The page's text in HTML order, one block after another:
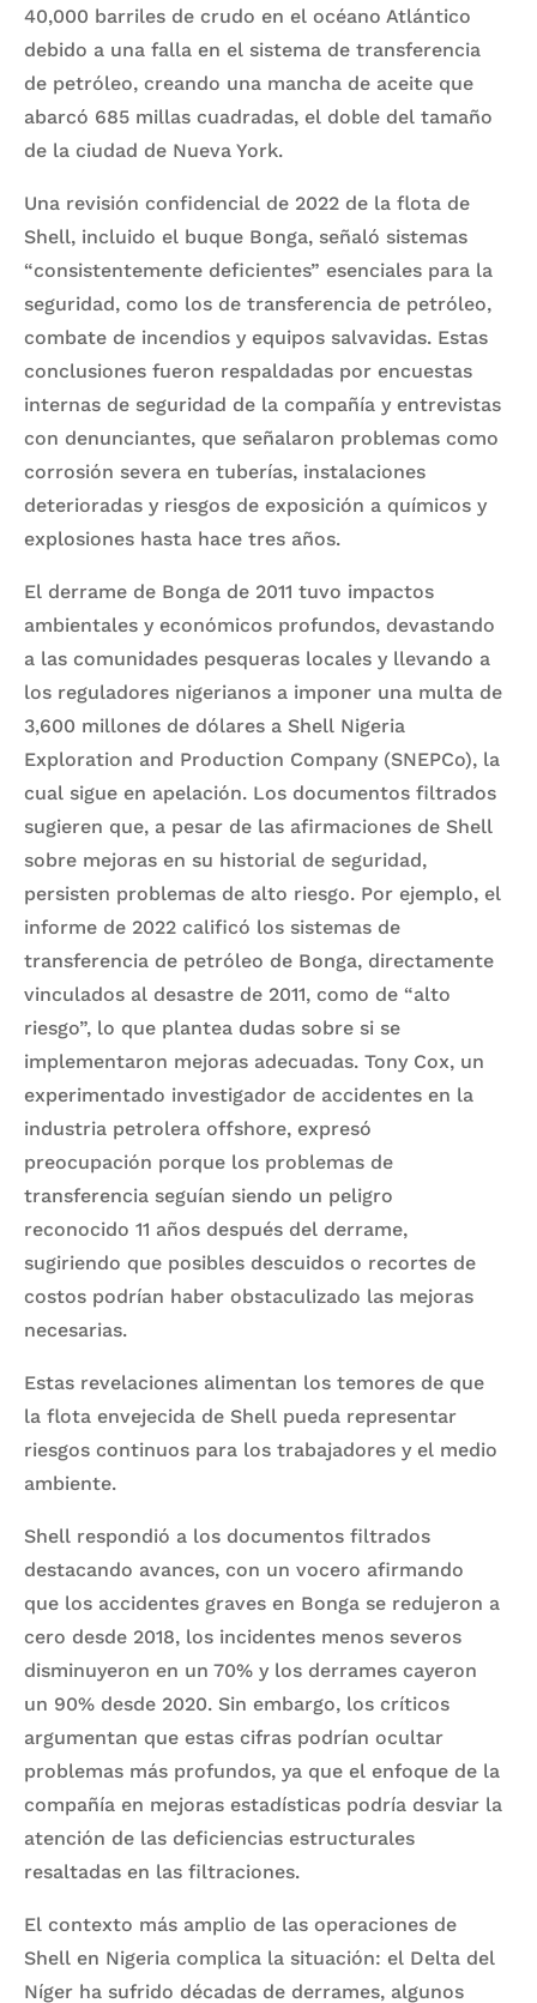
40,000 barriles de crudo en el océano Atlántico
debido a una falla en el sistema de transferencia
de petróleo, creando una mancha de aceite que
abarcó 685 millas cuadradas, el doble del tamaño
de la ciudad de Nueva York.
Una revisión confidencial de 2022 de la flota de
Shell, incluido el buque Bonga, señaló sistemas
“consistentemente deficientes” esenciales para la
seguridad, como los de transferencia de petróleo,
combate de incendios y equipos salvavidas. Estas
conclusiones fueron respaldadas por encuestas
internas de seguridad de la compañía y entrevistas
con denunciantes, que señalaron problemas como
corrosión severa en tuberías, instalaciones
deterioradas y riesgos de exposición a químicos y
explosiones hasta hace tres años.
El derrame de Bonga de 2011 tuvo impactos
ambientales y económicos profundos, devastando
a las comunidades pesqueras locales y llevando a
los reguladores nigerianos a imponer una multa de
3,600 millones de dólares a Shell Nigeria
Exploration and Production Company (SNEPCo), la
cual sigue en apelación. Los documentos filtrados
sugieren que, a pesar de las afirmaciones de Shell
sobre mejoras en su historial de seguridad,
persisten problemas de alto riesgo. Por ejemplo, el
informe de 2022 calificó los sistemas de
transferencia de petróleo de Bonga, directamente
vinculados al desastre de 2011, como de “alto
riesgo”, lo que plantea dudas sobre si se
implementaron mejoras adecuadas. Tony Cox, un
experimentado investigador de accidentes en la
industria petrolera offshore, expresó
preocupación porque los problemas de
transferencia seguían siendo un peligro
reconocido 11 años después del derrame,
sugiriendo que posibles descuidos o recortes de
costos podrían haber obstaculizado las mejoras
necesarias.
Estas revelaciones alimentan los temores de que
la flota envejecida de Shell pueda representar
riesgos continuos para los trabajadores y el medio
ambiente.
Shell respondió a los documentos filtrados
destacando avances, con un vocero afirmando
que los accidentes graves en Bonga se redujeron a
cero desde 2018, los incidentes menos severos
disminuyeron en un 70% y los derrames cayeron
un 90% desde 2020. Sin embargo, los críticos
argumentan que estas cifras podrían ocultar
problemas más profundos, ya que el enfoque de la
compañía en mejoras estadísticas podría desviar la
atención de las deficiencias estructurales
resaltadas en las filtraciones.
El contexto más amplio de las operaciones de
Shell en Nigeria complica la situación: el Delta del
Níger ha sufrido décadas de derrames, algunos